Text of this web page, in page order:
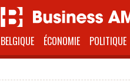
BELGIQUE ÉCONOMIE POLITIQUE